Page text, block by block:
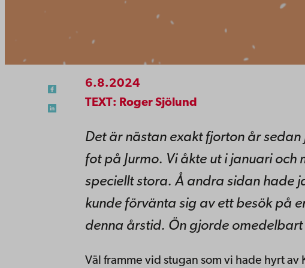
6.8.2024
TEXT: Roger Sjölund
Det är nästan exakt fjorton år
fot på Jurmo. Vi åkte ut i januari och
speciellt stora. Å andra sidan hade
kunde förvänta sig av ett besök på
denna årstid. Ön gjorde
Väl framme vid stugan som vi hade hyrt av